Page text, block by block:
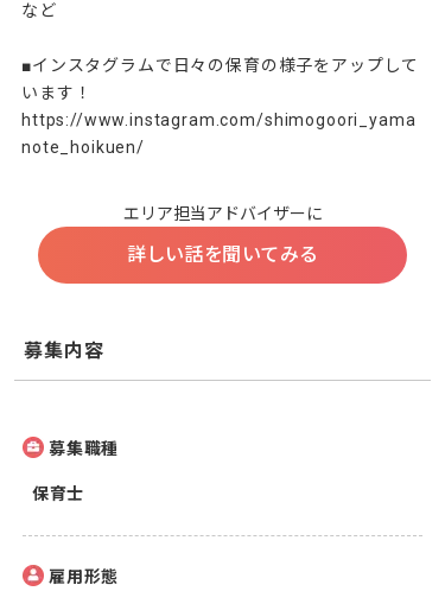
など
■インスタグラムで日々の保育の様子をアップして
います！
https://www.instagram.com/shimogoori_yama
note_hoikuen/
エリア担当アドバイザーに
詳しい話を聞いてみる
募集内容
募集職種
保育士
雇用形態